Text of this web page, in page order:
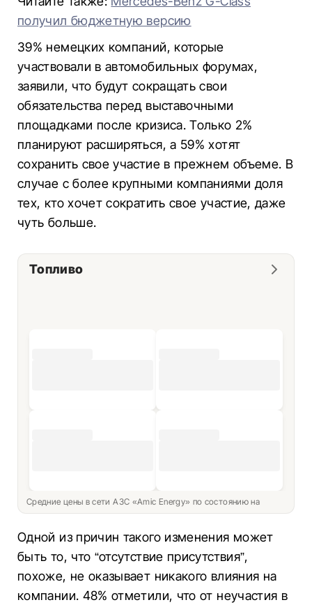
получил бюджетную версию
39% немецких компаний, которые
участвовали в автомобильных форумах,
заявили, что будут сокращать свои
обязательства перед выставочными
площадками после кризиса. Только 2%
планируют расширяться, а 59% хотят
сохранить свое участие в прежнем объеме. В
случае с более крупными компаниями доля
тех, кто хочет сократить свое участие, даже
чуть больше.
Топливо
Средние цены в сети АЗС «Amic Energy» по состоянию на
Одной из причин такого изменения может
быть то, что “отсутствие присутствия”,
похоже, не оказывает никакого влияния на
компании. 48% отметили, что от неучастия в